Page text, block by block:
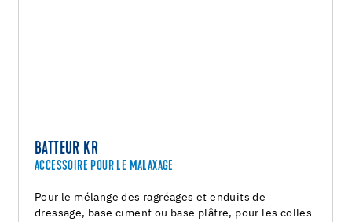
BATTEUR KR
ACCESSOIRE POUR LE MALAXAGE
Pour le mélange des ragréages et enduits de
dressage, base ciment ou base plâtre, pour les colles